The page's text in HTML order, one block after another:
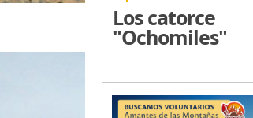
Los catorce
"Ochomiles"